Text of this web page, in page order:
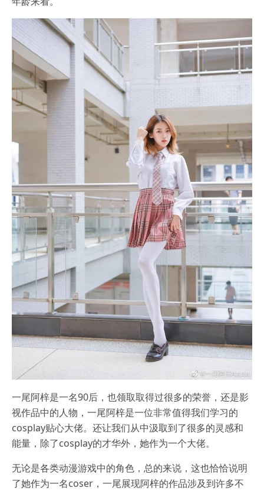
一尾阿梓是一名90后，也领取取得过很多的荣誉，还是影
视作品中的人物，一尾阿梓是一位非常值得我们学习的
cosplay贴心大佬。还让我们从中汲取到了很多的灵感和
能量，除了cosplay的才华外，她作为一个大佬。
无论是各类动漫游戏中的角色，总的来说，这也恰恰说明
了她作为一名coser，一尾展现阿梓的作品涉及到许多不